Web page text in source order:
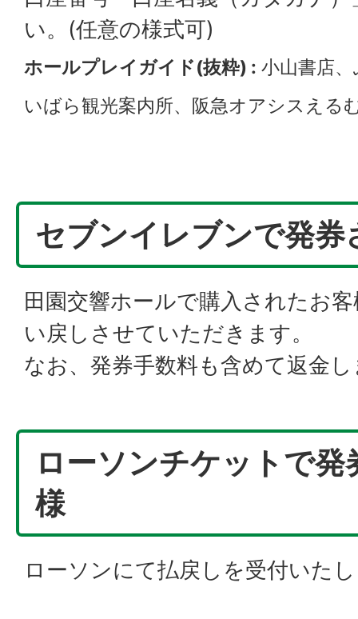
い。(任意の様式可)
ホールプレイガイド(抜粋) : 小山書店
いばら観光案内所、阪急オアシスえる
セブンイレブンで発券
田園交響ホールで購入されたお
い戻しさせていただきます。
なお、発券手数料も含めて返金
ローソンチケットで
様
ローソンにて払戻しを受付いた